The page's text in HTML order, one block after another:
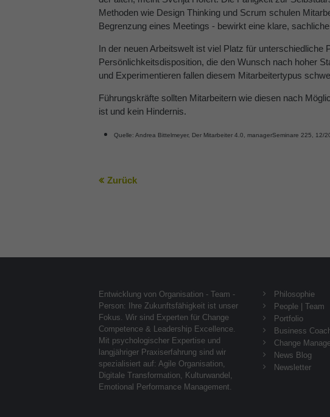
Methoden wie Design Thinking und Scrum schulen
Begrenzung eines Meetings - bewirkt eine klare,
In der neuen Arbeitswelt ist viel Platz für
Persönlichkeitsdisposition, die den Wunsch nach hoher
und Experimentieren fallen diesem Mitarbeitertypus
Führungskräfte sollten Mitarbeitern wie diesen nach
ist und kein Hindernis.
Quelle: Andrea Bittelmeyer, Der Mitarbeiter 4.0, managerSeminare 225, 12/
Zurück
Entwicklung von Organisation - Team -
Person: Ihre Zukunftsfähigkeit ist unser
Fokus. Wir sind Experten für Change
Competence & Leadership Excellence.
Mit psychologischer Expertise und
langjähriger Praxiserfahrung sind wir
spezialisiert auf: Agile Organisation,
Digitale Transformation, Kulturwandel,
Emotional Performance Management.
Philosophie
People | Team
Portfolio
Business
Change
News Blog
Newsletter